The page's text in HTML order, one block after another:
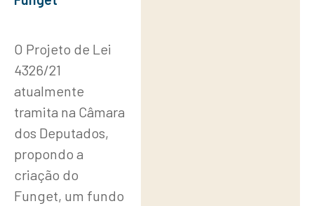
O Projeto de Lei
4326/21
atualmente
tramita na Câmara
dos Deputados,
propondo a
criação do
Funget, um fundo